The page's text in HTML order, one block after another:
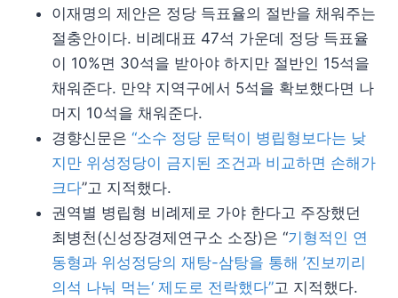
이재명의 제안은 정당 득표율의 절반을 채워주는
절충안이다. 비례대표 47석 가운데 정당 득표율
이 10%면 30석을 받아야 하지만 절반인 15석을
채워준다. 만약 지역구에서 5석을 확보했다면 나
머지 10석을 채워준다.
경향신문은 “소수 정당 문턱이 병립형보다는 낮
지만 위성정당이 금지된 조건과 비교하면 손해가
크다”고 지적했다.
권역별 병립형 비례제로 가야 한다고 주장했던
최병천(신성장경제연구소 소장)은 “기형적인 연
동형과 위성정당의 재탕-삼탕을 통해 ’진보끼리
의석 나눠 먹는‘ 제도로 전락했다”고 지적했다.